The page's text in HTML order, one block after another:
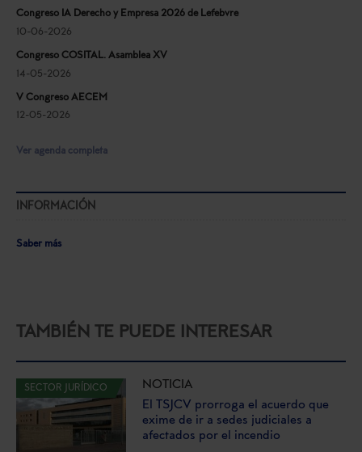
Congreso IA Derecho y Empresa 2026 de Lefebvre
10-06-2026
Congreso COSITAL. Asamblea XV
14-05-2026
V Congreso AECEM
12-05-2026
Ver agenda completa
INFORMACIÓN
Saber más
TAMBIÉN TE PUEDE INTERESAR
SECTOR JURÍDICO
NOTICIA
El TSJCV prorroga el acuerdo que
exime de ir a sedes judiciales a
afectados por el incendio